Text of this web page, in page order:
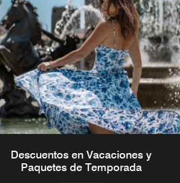
Descuentos en Vacaciones y
Paquetes de Temporada